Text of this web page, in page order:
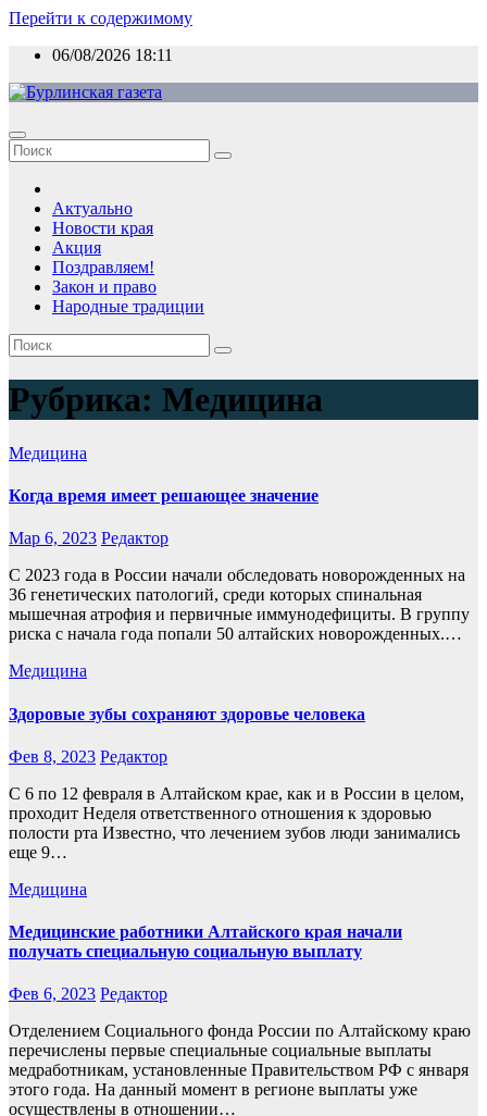
Перейти к содержимому
06/08/2026 18:11
Актуально
Новости края
Акция
Поздравляем!
Закон и право
Народные традиции
Рубрика: Медицина
Медицина
Когда время имеет решающее значение
Мар 6, 2023 Редактор
С 2023 года в России начали обследовать новорожденных на
36 генетических патологий, среди которых спинальная
мышечная атрофия и первичные иммунодефициты. В группу
риска с начала года попали 50 алтайских новорожденных.…
Медицина
Здоровые зубы сохраняют здоровье человека
Фев 8, 2023 Редактор
С 6 по 12 февраля в Алтайском крае, как и в России в целом,
проходит Неделя ответственного отношения к здоровью
полости рта Известно, что лечением зубов люди занимались
еще 9…
Медицина
Медицинские работники Алтайского края начали
получать специальную социальную выплату
Фев 6, 2023 Редактор
Отделением Социального фонда России по Алтайскому краю
перечислены первые специальные социальные выплаты
медработникам, установленные Правительством РФ с января
этого года. На данный момент в регионе выплаты уже
осуществлены в отношении…